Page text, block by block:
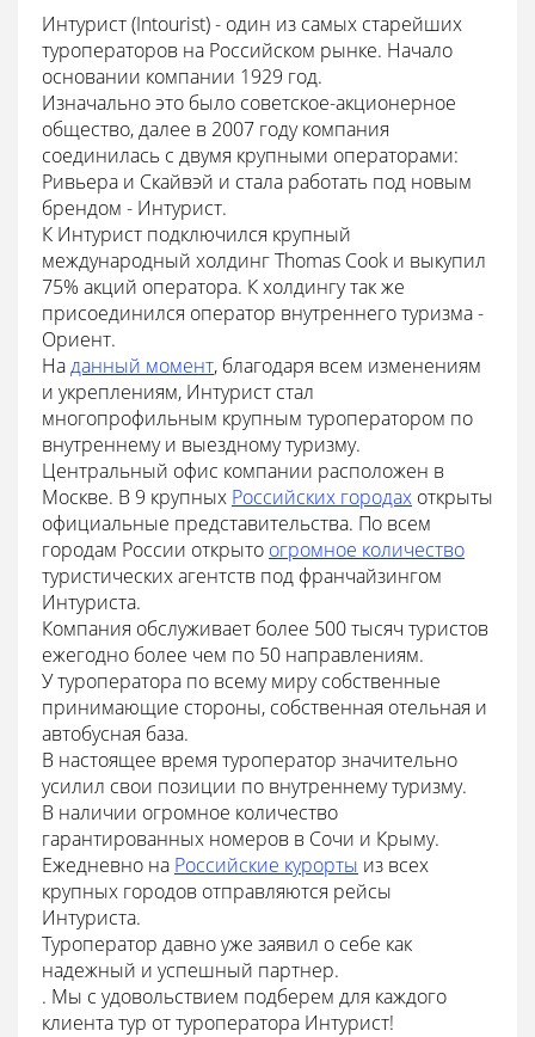
Интурист (Intourist) - один из самых старейших
туроператоров на Российском рынке. Начало
основании компании 1929 год.
Изначально это было советское-акционерное
общество, далее в 2007 году компания
соединилась с двумя крупными операторами:
Ривьера и Скайвэй и стала работать под новым
брендом - Интурист.
К Интурист подключился крупный
международный холдинг Thomas Cook и выкупил
75% акций оператора. К холдингу так же
присоединился оператор внутреннего туризма -
Ориент.
Наданный момент, благодаря всем изменениям
и укреплениям, Интурист стал
многопрофильным крупным туроператором по
внутреннему и выездному туризму.
Центральный офис компании расположен в
Москве. В 9 крупных Российских городах открыты
официальные представительства. По всем
городам России открыто огромное количество
туристических агентств под франчайзингом
Интуриста.
Компания обслуживает более 500 тысяч туристов
ежегодно более чем по 50 направлениям.
У туроператора по всему миру собственные
принимающие стороны, собственная отельная и
автобусная база.
В настоящее время туроператор значительно
усилил свои позиции по внутреннему туризму.
В наличии огромное количество
гарантированных номеров в Сочи и Крыму.
Ежедневно на Российские курорты из всех
крупных городов отправляются рейсы
Интуриста.
Туроператор давно уже заявил о себе как
надежный и успешный партнер.
. Мы с удовольствием подберем для каждого
клиента тур от туроператора Интурист!